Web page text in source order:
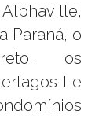
Paraná, o
os
I e